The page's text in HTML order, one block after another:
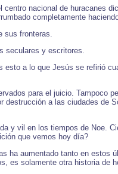
nacional de huracanes
completamente
sus fronteras.
seculares y escritores.
a lo que Jesús se refirió
para el juicio. Tampoco
a las ciudades de
y vil en los tiempos de Noe.
que vemos hoy día?
ha aumentado tanto en estos
es solamente otra historia de